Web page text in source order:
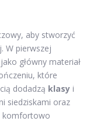
aby stworzyć
W pierwszej
jako główny materiał
które
dodadzą klasy i
siedziskami oraz
komfortowo